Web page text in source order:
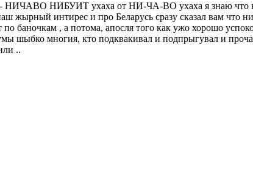
- НИЧАВО НИБУИТ ухаха от НИ-ЧА-ВО ухаха я знаю что
жырный интирес и про Беларусь сразу сказал вам что
баночкам , а потома, апосля того как ужо хорошо
шыбко многия, кто подквакивал и подпрыгувал и
..